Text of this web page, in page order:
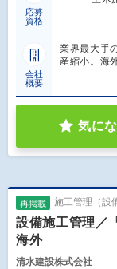
応募
資格
会社
概要
業界最大手
産縮小。海
気に
再掲載 施工管理（設
設備施工管理／
海外
清水建設株式会社